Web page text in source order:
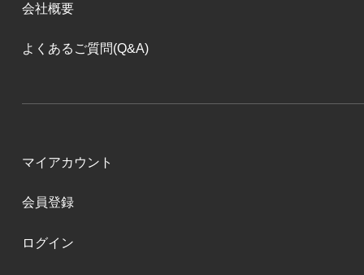
会社概要
よくあるご質問(Q&A)
マイアカウント
会員登録
ログイン